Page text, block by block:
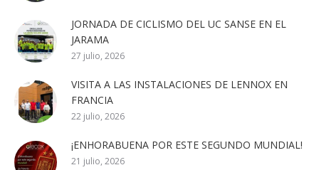
JORNADA DE CICLISMO DEL UC SANSE EN EL
JARAMA
27 julio, 2026
VISITA A LAS INSTALACIONES DE LENNOX EN
FRANCIA
22 julio, 2026
¡ENHORABUENA POR ESTE SEGUNDO MUNDIAL!
21 julio, 2026